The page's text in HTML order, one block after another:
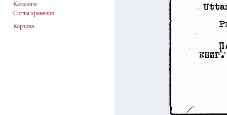
Каталоги
Сиглы хранения
Корзина